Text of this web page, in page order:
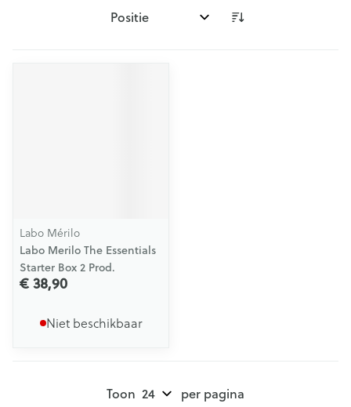
Sorteer op:
Labo Mérilo
Labo Merilo The Essentials
Starter Box 2 Prod.
€ 38,90
Niet beschikbaar
Toon per pagina